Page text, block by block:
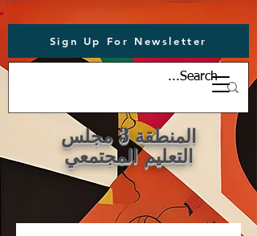
Sign Up For Newsletter
المنطقة 3 مجلس
التعليم المجتمعي